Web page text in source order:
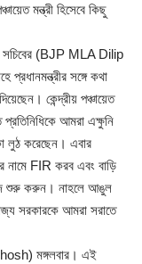
মন্ত্রী হিসেবে কিছু
সচিবের (BJP MLA Dilip
সঙ্গে কথা
কেন্দ্রীয় পঞ্চায়েত
প্রতিনিধিকে আমরা এক্ষুনি
লুঠ করেছেন। এবার
নামে FIR করব এবং বাড়ি
শুরু করুন। নাহলে আঙুল
সরকারকে আমরা সরাতে
মঙ্গলবার। এই